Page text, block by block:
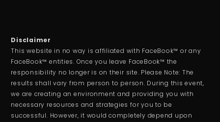
Disclaimer
This website in no way is affiliated with FaceBook™ or any
FaceBook™ entities. Once you leave FaceBook™ the
responsibility no longer is on their site. Please Note: The
results shall vary from person to person. During this event,
we are creating an environment and providing you with
necessary resources and strategies for you to be
successful. However, it would completely depend upon